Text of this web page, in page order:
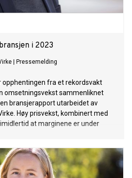
i 2023
Pressemelding
opphentingen fra et rekordsvakt
omsetningsvekst sammenliknet
bransjerapport utarbeidet av
Høy prisvekst, kombinert med
at marginene er under